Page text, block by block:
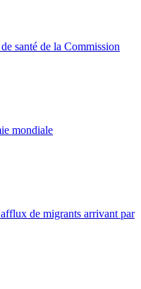
santé de la Commission
mondiale
de migrants arrivant par